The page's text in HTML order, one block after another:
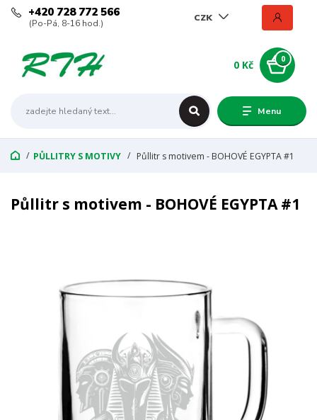
Menu
CZK
+420 728 772 566
(Po-Pá, 8-16 hod.)
0
0 Kč
PŮLLITRY S MOTIVY Půllitr s motivem - BOHOVÉ EGYPTA #1
Půllitr s motivem - BOHOVÉ EGYPTA #1